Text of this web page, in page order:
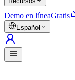
Demo en líneaGratis
Español